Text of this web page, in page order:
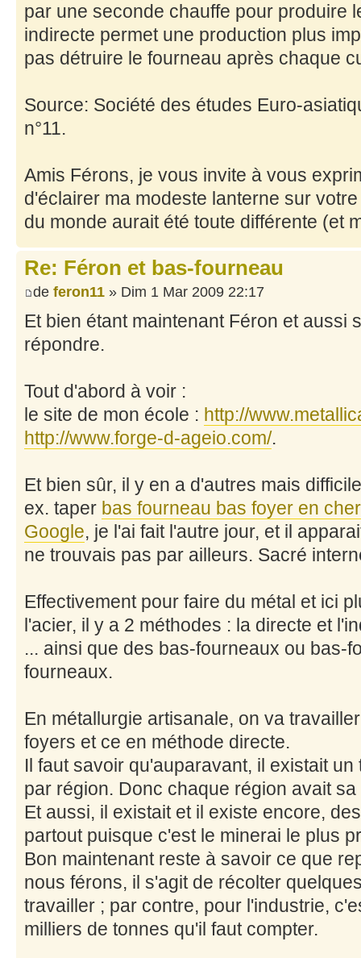
par une seconde chauffe pour produire
indirecte permet une production plus
pas détruire le fourneau après chaque
Source: Société des études Euro-
n°11.
Amis Férons, je vous invite à vous
d'éclairer ma modeste lanterne sur
du monde aurait été toute différente (et
Re: Féron et bas-fourneau
de feron11 » Dim 1 Mar 2009 22:17
Et bien étant maintenant Féron et aussi
répondre.
Tout d'abord à voir :
le site de mon école : http://
http://www.forge-d-ageio.com/.
Et bien sûr, il y en a d'autres mais
ex. taper bas fourneau bas foyer en
Google, je l'ai fait l'autre jour, et il
ne trouvais pas par ailleurs. Sacré
Effectivement pour faire du métal et ici
l'acier, il y a 2 méthodes : la directe et
... ainsi que des bas-fourneaux ou bas-
fourneaux.
En métallurgie artisanale, on va
foyers et ce en méthode directe.
Il faut savoir qu'auparavant, il existait
par région. Donc chaque région avait
Et aussi, il existait et il existe encore,
partout puisque c'est le minerai le plus
Bon maintenant reste à savoir ce que
nous férons, il s'agit de récolter
travailler ; par contre, pour l'industrie,
milliers de tonnes qu'il faut compter.